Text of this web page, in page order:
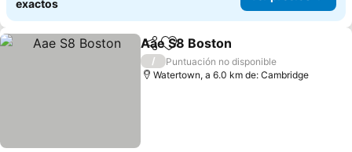
exactos
CompartirAñadir a favoritos
Aae S8 Boston
/
Puntuación no disponible
Watertown, a 6.0 km de: Cambridge